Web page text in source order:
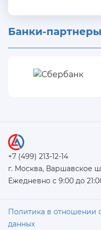
Банки-партнеры
+7 (499) 213-12-14
г. Москва, Варшавское
Ежедневно с 9:00 до
Политика в отношении
данных